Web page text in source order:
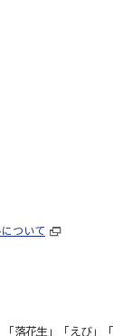
ついて
落花生」「えび」